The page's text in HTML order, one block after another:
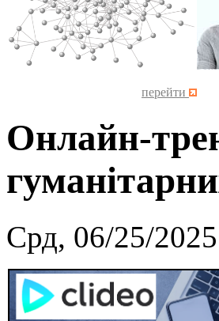
перейти
Онлайн-
Срд, 06/25/